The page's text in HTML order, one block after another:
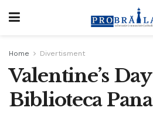
Home Divertisment
Valentine’s
Biblioteca